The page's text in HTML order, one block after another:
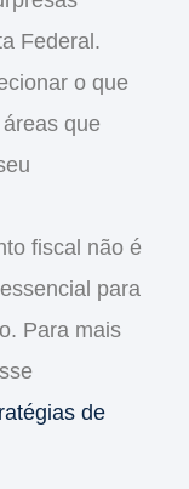
Federal.
o que
que
fiscal não é
para
Para mais
de